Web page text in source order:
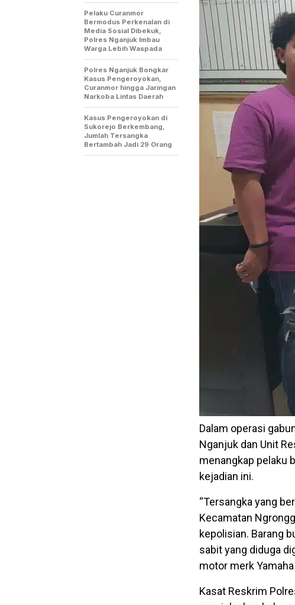
Dalam operasi
Nganjuk dan Unit
menangkap pelaku
kejadian ini.
“Tersangka yang
Kecamatan
kepolisian. Barang
sabit yang diduga
motor merk
Kasat Reskrim
Pelaku Curanmor
Bermodus Perkenalan di
Media Sosial Dibekuk,
Polres Nganjuk Imbau
Warga Lebih Waspada
Polres Nganjuk Bongkar
Kasus Pengeroyokan,
Curanmor hingga Jaringan
Narkoba Lintas Daerah
Kasus Pengeroyokan di
Sukorejo Berkembang,
Jumlah Tersangka
Bertambah Jadi 29 Orang